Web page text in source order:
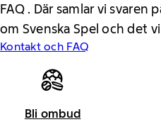
FAQ . Där samlar vi svaren
om Svenska Spel och det
Kontakt och FAQ
Bli ombud